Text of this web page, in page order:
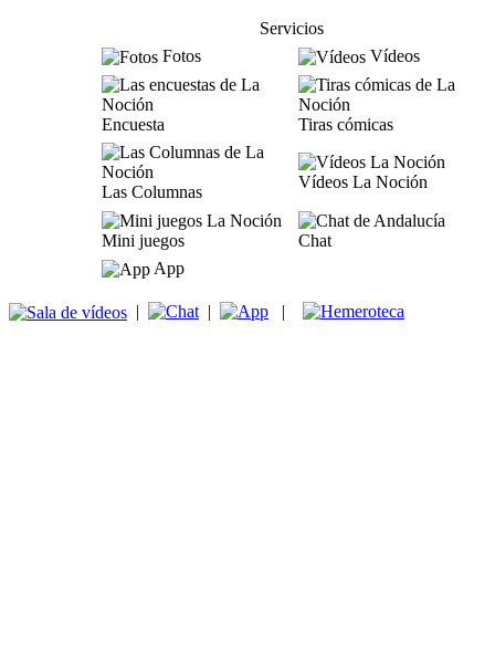
Servicios
Fotos
Vídeos
Encuesta Tiras cómicas
Las Columnas
Vídeos La Noción
Mini juegos
Chat
App
| | |